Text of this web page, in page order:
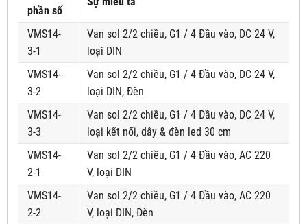
phần số
VMS14-
3-1
Van sol 2/2 chiều, G1 / 4 Đầu vào, DC 24 V,
loại DIN
VMS14-
3-2
Van sol 2/2 chiều, G1 / 4 Đầu vào, DC 24 V,
loại DIN, Đèn
VMS14-
3-3
Van sol 2/2 chiều, G1 / 4 Đầu vào, DC 24 V,
loại kết nối, dây & đèn led 30 cm
VMS14-
2-1
Van sol 2/2 chiều, G1 / 4 Đầu vào, AC 220
V, loại DIN
VMS14-
2-2
Van sol 2/2 chiều, G1 / 4 Đầu vào, AC 220
V, loại DIN, Đèn